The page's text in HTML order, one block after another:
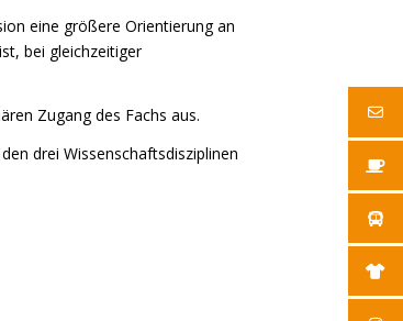
eine größere Orientierung an
bei gleichzeitiger
Zugang des Fachs aus.
drei Wissenschaftsdisziplinen